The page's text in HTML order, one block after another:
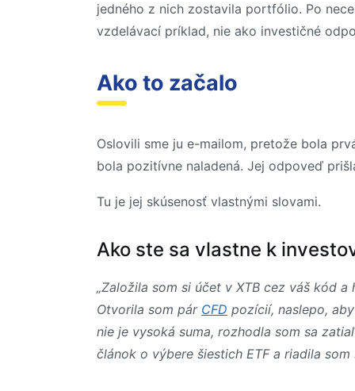
jedného z nich zostavila portfólio. Po
vzdelávací príklad, nie ako investičné
Ako to začalo
Oslovili sme ju e-mailom, pretože bola
bola pozitívne naladená. Jej odpoveď
Tu je jej skúsenosť vlastnými slovami.
Ako ste sa vlastne k
„Založila som si účet v XTB cez váš kód
Otvorila som pár CFD pozícií, naslepo,
nie je vysoká suma, rozhodla som sa
článok o výbere šiestich ETF a riadila